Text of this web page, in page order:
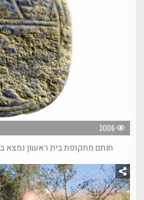
3006
חותם מתקופת בית ראשון נמצא